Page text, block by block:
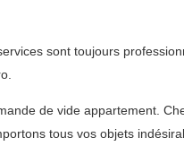
sont toujours
de vide appartement.
tous vos objets